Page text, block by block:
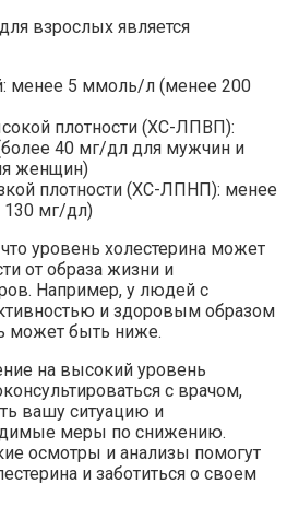
взрослых является
менее 5 ммоль/л (менее 200
плотности (ХС-ЛПВП):
40 мг/дл для мужчин и
женщин)
плотности (ХС-ЛПНП): менее
мг/дл)
уровень холестерина может
от образа жизни и
Например, у людей с
и здоровым образом
может быть ниже.
на высокий уровень
с врачом,
вашу ситуацию и
меры по снижению.
осмотры и анализы помогут
и заботиться о своем